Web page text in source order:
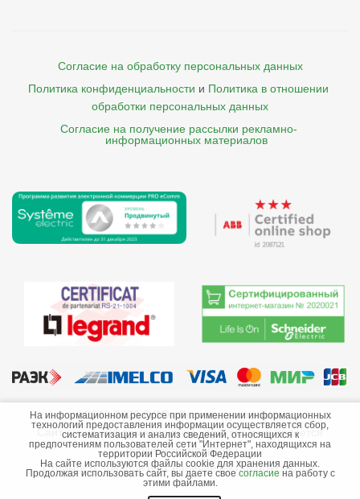
Согласие на обработку персональных данных
Политика конфиденциальности и Политика в отношении
обработки персональных данных
Согласие на получение рассылки рекламно-
    информационных материалов
©2013-2026 ООО «Краснодарэлектро»
Сайт носит информационный характер и не является
публичной офертой.
Стоимость товаров и их наличие не гарантируются.
На информационном ресурсе при применении информационных
технологий предоставления информации осуществляется сбор,
систематизация и анализ сведений, относящихся к
предпочтениям пользователей сети "Интернет", находящихся на
территории Российской Федерации
На сайте используются файлы cookie для хранения данных.
Продолжая использовать сайт, вы даете свое согласие на работу с
этими файлами.